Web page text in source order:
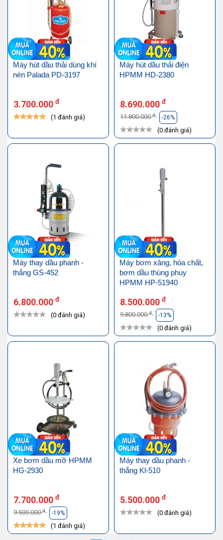
Máy hút dầu thải dùng khí
nén Palada PD-3197
3.700.000 đ
(1 đánh giá)
Máy hút dầu thải điện
HPMM HD-2380
8.690.000 đ
11.800.000đ -26%
(0 đánh giá)
Máy thay dầu phanh -
thắng GS-452
6.800.000 đ
(0 đánh giá)
Máy bơm xăng, hóa chất,
bơm dầu thùng phuy
HPMM HP-51940
8.500.000 đ
9.800.000đ -13%
(0 đánh giá)
Xe bơm dầu mỡ HPMM
HG-2930
7.700.000 đ
9.500.000đ -19%
(1 đánh giá)
Máy thay dầu phanh -
thắng Kl-510
5.500.000 đ
(0 đánh giá)